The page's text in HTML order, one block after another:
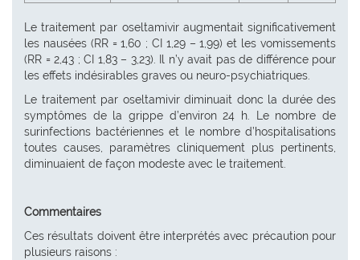
Le traitement par oseltamivir augmentait significativement
les nausées (RR = 1,60 ; CI 1,29 – 1,99) et les vomissements
(RR = 2,43 ; CI 1,83 – 3,23). Il n’y avait pas de différence pour
les effets indésirables graves ou neuro-psychiatriques.
Le traitement par oseltamivir diminuait donc la durée des
symptômes de la grippe d’environ 24 h. Le nombre de
surinfections bactériennes et le nombre d’hospitalisations
toutes causes, paramètres cliniquement plus pertinents,
diminuaient de façon modeste avec le traitement.
Commentaires
Ces résultats doivent être interprétés avec précaution pour
plusieurs raisons :